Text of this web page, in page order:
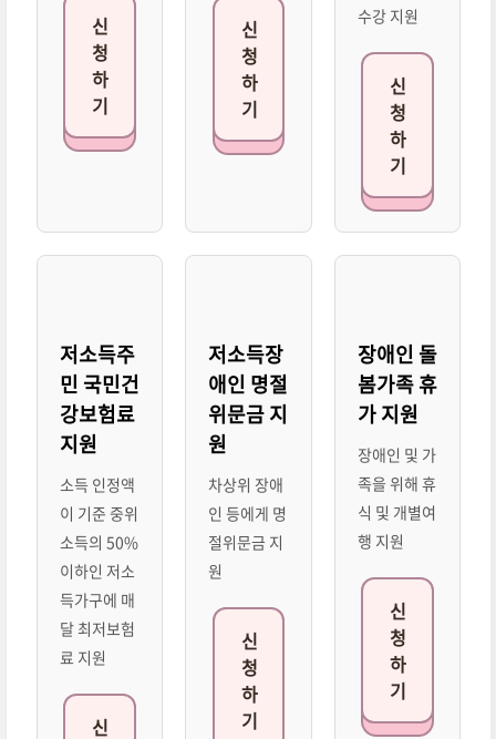
신
청
하
기
신
청
하
기
수강 지원
신
청
하
기
저소득주
민 국민건
강보험료
지원
소득 인정액
이 기준 중위
소득의 50%
이하인 저소
득가구에 매
달 최저보험
료 지원
신
저소득장
애인 명절
위문금 지
원
차상위 장애
인 등에게 명
절위문금 지
원
신
청
하
기
장애인 돌
봄가족 휴
가 지원
장애인 및 가
족을 위해 휴
식 및 개별여
행 지원
신
청
하
기